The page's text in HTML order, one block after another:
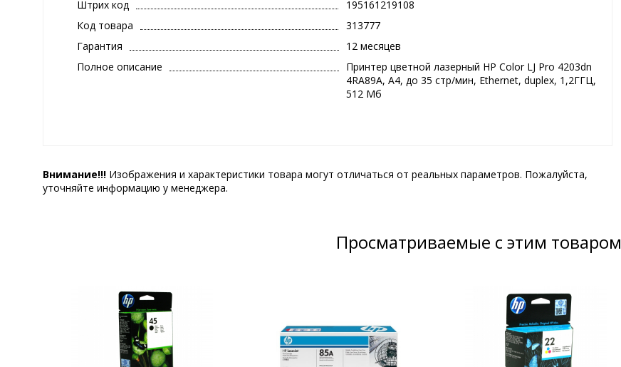
Штрих код
195161219108
Код товара
313777
Гарантия
12 месяцев
Полное описание
Принтер цветной лазерный HP Color LJ Pro 4203dn
4RA89A, А4, до 35 стр/мин, Ethernet, duplex, 1,2ГГЦ,
512 Мб
Внимание!!! Изображения и характеристики товара могут отличаться от реальных параметров. Пожалуйста,
уточняйте информацию у менеджера.
Просматриваемые с этим товаром